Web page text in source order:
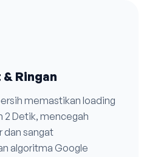
Ringan
memastikan loading
2 Detik, mencegah
dan sangat
algoritma Google